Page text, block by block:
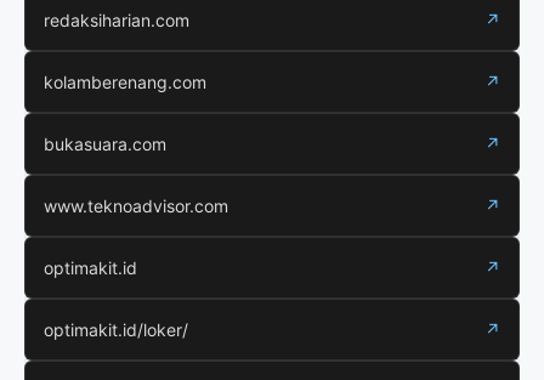
redaksiharian.com ↗
kolamberenang.com ↗
bukasuara.com ↗
www.teknoadvisor.com ↗
optimakit.id ↗
optimakit.id/loker/ ↗